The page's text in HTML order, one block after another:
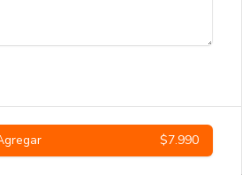
Papas fritas, salsa cheddar y tocino.
$7.990